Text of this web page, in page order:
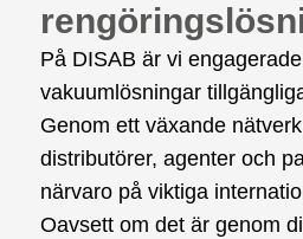
På DISAB är vi
vakuumlösningar
Genom ett växande
distributörer, agenter och
närvaro på viktiga
Oavsett om det är genom